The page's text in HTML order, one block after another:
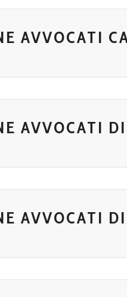
AVVOCATI
AVVOCATI
AVVOCATI